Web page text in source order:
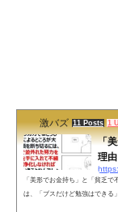
激バズ 11 Posts 1
「
理
「美形でお金持ち」と「貧乏
は、「ブスだけど勉強はできる